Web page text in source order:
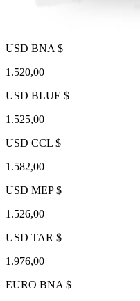
USD BNA $
1.520,00
USD BLUE $
1.525,00
USD CCL $
1.582,00
USD MEP $
1.526,00
USD TAR $
1.976,00
EURO BNA $